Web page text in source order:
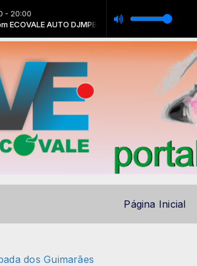
- 20:00
AUTO DJMPB GOURMET com ECOVALE AUTO DJ
Péricles - Supera
Página Inicial
dos Guimarães